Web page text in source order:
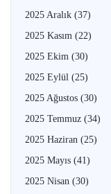
2025 Aralık (37)
2025 Kasım (22)
2025 Ekim (30)
2025 Eylül (25)
2025 Ağustos (30)
2025 Temmuz (34)
2025 Haziran (25)
2025 Mayıs (41)
2025 Nisan (30)